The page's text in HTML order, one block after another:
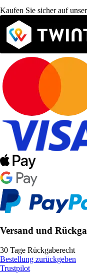
Kaufen Sie sicher auf
Versand und
30 Tage Rückgaberecht
Bestellung zurückgeben
Trustpilot